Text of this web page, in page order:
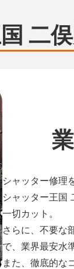
二
シャッター修理
シャッター王国
一切カット。
さらに、不要な
で、業界最安水
また、徹底的な